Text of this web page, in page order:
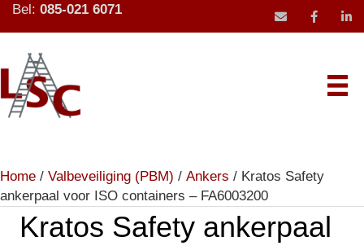
Bel: 085-021 6071
mail icoon
Home / Valbeveiliging (PBM) / Ankers / Kratos Safety
ankerpaal voor ISO containers – FA6003200
Kratos Safety ankerpaal